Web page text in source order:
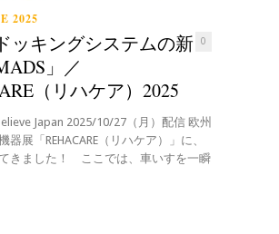
2025
0
ッキングシステムの新
」／
（リハケア）2025
Japan 2025/10/27（月）配信 欧州
器展「REHACARE（リハケア）」に、
きました！ ここでは、車いすを一瞬